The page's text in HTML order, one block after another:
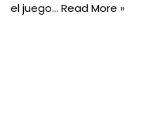
el juego… Read More »